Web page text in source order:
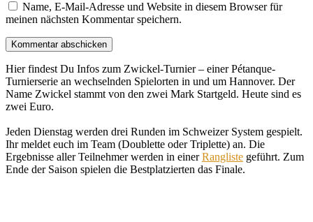
Name, E-Mail-Adresse und Website in diesem Browser für
meinen nächsten Kommentar speichern.
Hier findest Du Infos zum Zwickel-Turnier – einer Pétanque-
Turnierserie an wechselnden Spielorten in und um Hannover. Der
Name Zwickel stammt von den zwei Mark Startgeld. Heute sind es
zwei Euro.
Jeden Dienstag werden drei Runden im Schweizer System gespielt.
Ihr meldet euch im Team (Doublette oder Triplette) an. Die
Ergebnisse aller Teilnehmer werden in einerRangliste geführt. Zum
Ende der Saison spielen die Bestplatzierten das Finale.